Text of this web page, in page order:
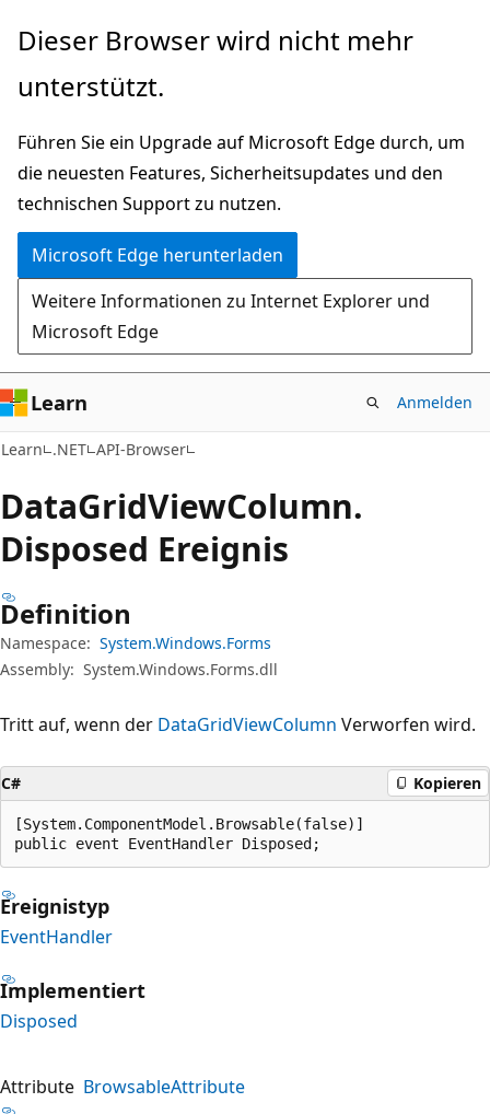
Zu
wechseln
Zur
springen
Dieser Browser wird nicht mehr
unterstützt.
Führen Sie ein Upgrade auf Microsoft Edge durch, um
die neuesten Features, Sicherheitsupdates und den
technischen Support zu nutzen.
Microsoft Edge herunterladen
Weitere Informationen zu Internet Explorer und
Microsoft Edge
Learn Anmelden
Learn .NET API-Browser
DataGridViewColumn.
Disposed Ereignis
Definition
Namespace: System.Windows.Forms
Assembly: System.Windows.Forms.dll
Tritt auf, wenn der DataGridViewColumn Verworfen wird.
C# Kopieren
[System.ComponentModel.Browsable(false)]
public event EventHandler Disposed;
Ereignistyp
EventHandler
Implementiert
Disposed
Attribute BrowsableAttribute